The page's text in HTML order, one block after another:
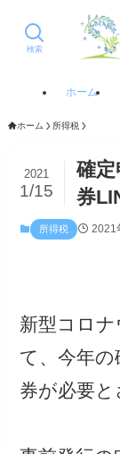
検索
ホーム
ホーム 所得税
確定
券
2021
1/15
所得税 2021
新型コロ
て、今年の
券が必要と